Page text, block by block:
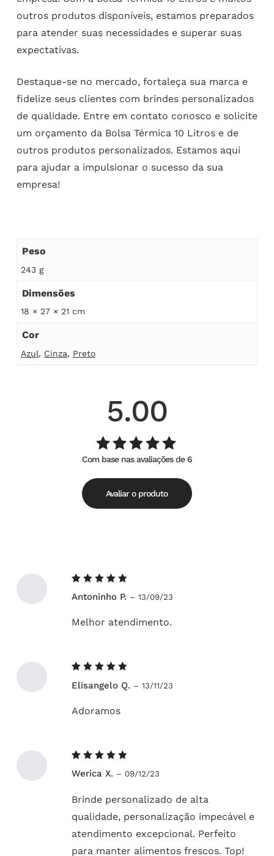
outros produtos disponíveis, estamos preparados
para atender suas necessidades e superar suas
expectativas.
Destaque-se no mercado, fortaleça sua marca e
fidelize seus clientes com brindes personalizados
de qualidade. Entre em contato conosco e solicite
um orçamento da Bolsa Térmica 10 Litros e de
outros produtos personalizados. Estamos aqui
para ajudar a impulsionar o sucesso da sua
empresa!
Peso
243 g
Dimensões
18 × 27 × 21 cm
Cor
Azul, Cinza, Preto
5.00
Avaliação
5.00de
5
Com base nas avaliações de 6
Avaliar o produto
5de 5
Antoninho P. – 13/09/23
Melhor atendimento.
5de 5
Elisangelo Q. – 13/11/23
Adoramos
5de 5
Werica X. – 09/12/23
Brinde personalizado de alta
qualidade, personalização impecável e
atendimento excepcional. Perfeito
para manter alimentos frescos. Top!